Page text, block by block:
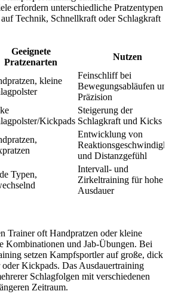
erfordern unterschiedliche Pratzentypen
Technik, Schnellkraft oder Schlagkraft
Geeignete
Pratzenarten
Nutzen
kleine
Feinschliff bei
Bewegungsabläufen
Präzision
Kickpads
Steigerung der
Schlagkraft und Kicks
Entwicklung von
und Distanzgefühl
Typen,
Intervall- und
Zirkeltraining für hohe
Ausdauer
Trainer oft Handpratzen oder kleine
Kombinationen und Jab-Übungen. Bei
setzen Kampfsportler auf große, dick
oder Kickpads. Das Ausdauertraining
Schlagfolgen mit verschiedenen
Zeitraum.